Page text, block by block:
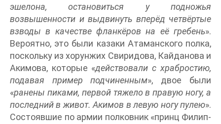
эшелона, остановиться у подножья
возвышенности и выдвинуть вперёд четвёртые
взводы в качестве фланкёров на её гребень».
Вероятно, это были казаки Атаманского полка,
поскольку из хорунжих Свиридова, Кайданова и
Акимова, которые «действовали с храбростию,
подавая пример подчиненным», двое были
«ранены пиками, первой тяжело в правую ногу, а
последний в живот. Акимов в левую ногу пулею».
Состоявшие по армии полковник «принц Филип-